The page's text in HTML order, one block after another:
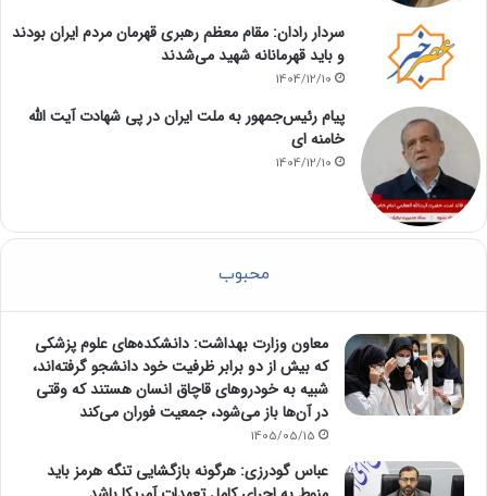
سردار رادان: مقام معظم رهبری قهرمان مردم ایران بودند
و باید قهرمانانه شهید می‌شدند
1404/12/10
پیام رئیس‌جمهور به ملت ایران در پی شهادت آیت الله
خامنه ای
1404/12/10
محبوب
معاون وزارت بهداشت: دانشکده‌های علوم پزشکی
که بیش از دو برابر ظرفیت خود دانشجو گرفته‌اند،
شبیه به خودرو‌های قاچاق انسان هستند که وقتی
در آن‌ها باز می‌شود، جمعیت فوران می‌کند
1405/05/15
عباس گودرزی: هرگونه بازگشایی تنگه هرمز باید